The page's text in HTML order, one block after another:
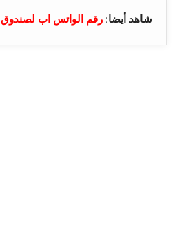
شاهد أيضا: رقم الواتس اب لصندوق